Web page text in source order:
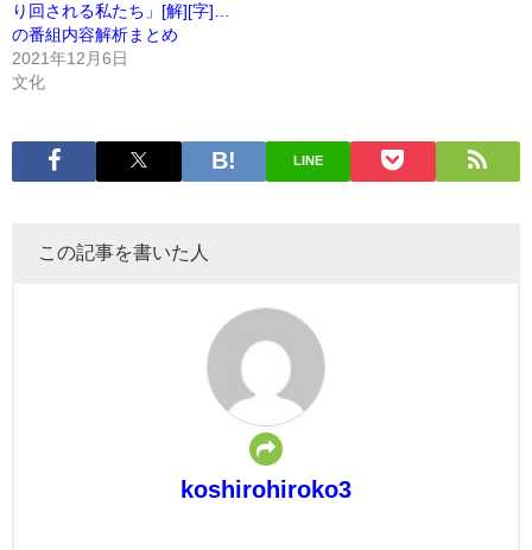
り回される私たち」[解][字]…
の番組内容解析まとめ
2021年12月6日
文化
LINE
この記事を書いた人
koshirohiroko3